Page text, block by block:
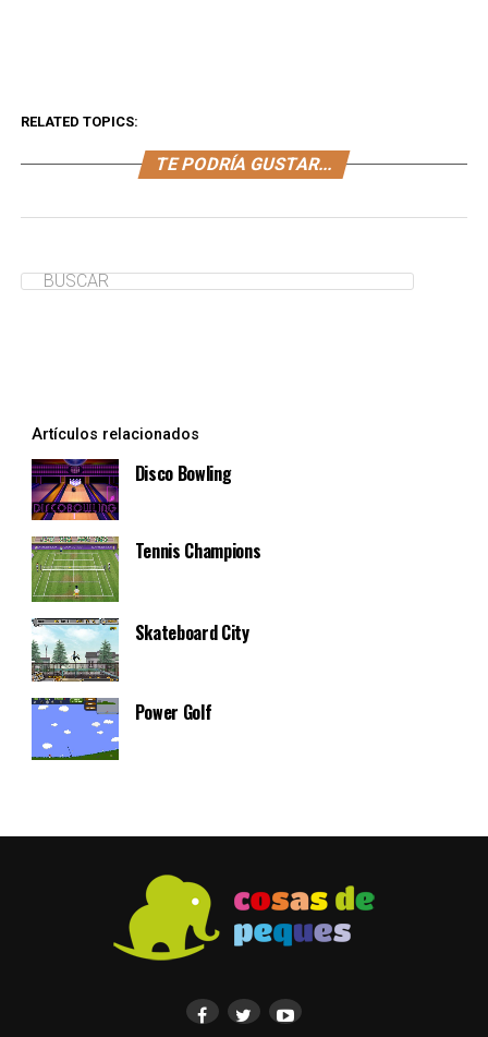
RELATED TOPICS:
TE PODRÍA GUSTAR...
Artículos relacionados
Disco Bowling
Tennis Champions
Skateboard City
Power Golf